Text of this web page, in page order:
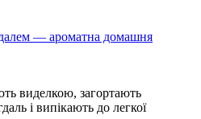
— ароматна домашня
виделкою, загортають
і випікають до легкої